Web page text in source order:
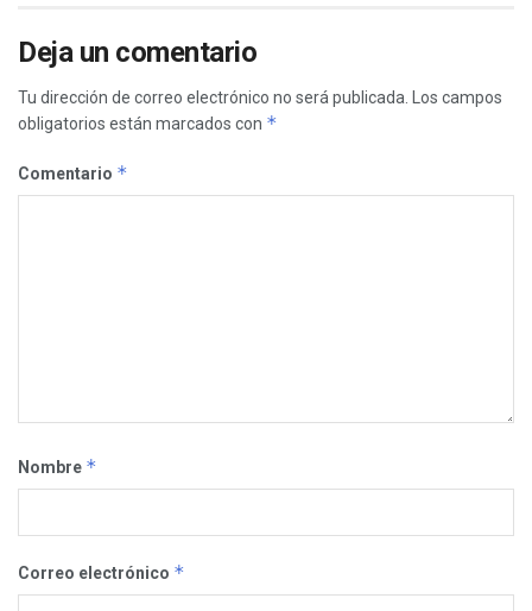
Deja un comentario
Tu dirección de correo electrónico no será publicada.
Los campos
obligatorios están marcados con *
Comentario *
Nombre *
Correo electrónico *